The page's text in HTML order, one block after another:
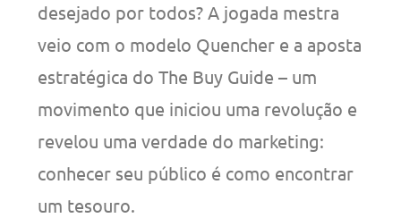
desejado por todos? A jogada mestra
veio com o modelo Quencher e a aposta
estratégica do The Buy Guide – um
movimento que iniciou uma revolução e
revelou uma verdade do marketing:
conhecer seu público é como encontrar
um tesouro.